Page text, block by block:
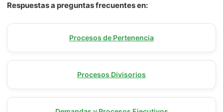
Respuestas a preguntas frecuentes en:
Procesos de Pertenencia
Procesos Divisorios